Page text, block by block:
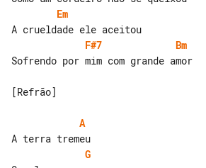
Em
F#7
Bm
Sofrendo por mim com grande amor
[Refrão]
A
G